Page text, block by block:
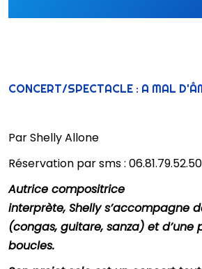
CONCERT/SPECTACLE : A MAL
Par Shelly Allone
Réservation par sms : 06.81.79.52.50
Autrice compositrice
interprète, Shelly s’accompagne
(congas, guitare, sanza) et d’une
boucles.